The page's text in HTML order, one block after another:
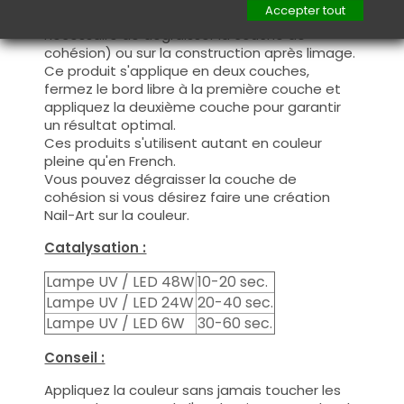
manière fine, sur la base (il n'est pas
nécessaire de dégraisser la couche de
cohésion) ou sur la construction après limage.
Ce produit s'applique en deux couches,
fermez le bord libre à la première couche et
appliquez la deuxième couche pour garantir
un résultat optimal.
Ces produits s'utilisent autant en couleur
pleine qu'en French.
Vous pouvez dégraisser la couche de
cohésion si vous désirez faire une création
Nail-Art sur la couleur.
Catalysation :
Lampe UV / LED 48W10-20 sec.
Lampe UV / LED 24W 20-40 sec.
Lampe UV / LED 6W
30-60 sec.
Conseil :
Appliquez la couleur sans jamais toucher les
Accepter tout